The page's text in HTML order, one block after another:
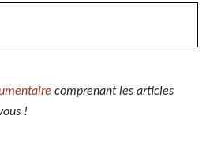
comprenant les articles
!